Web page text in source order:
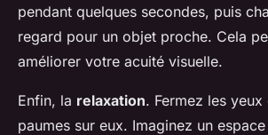
pendant quelques secondes, puis
regard pour un objet proche. Cela
améliorer votre acuité visuelle.
Enfin, la relaxation. Fermez les
paumes sur eux. Imaginez un